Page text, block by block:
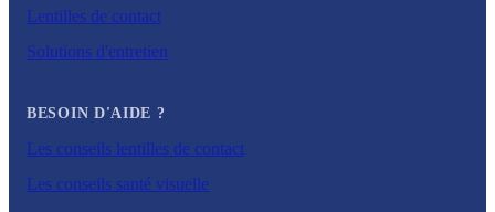
Lentilles de contact
Solutions d'entretien
BESOIN D'AIDE ?
Les conseils lentilles de contact
Les conseils santé visuelle